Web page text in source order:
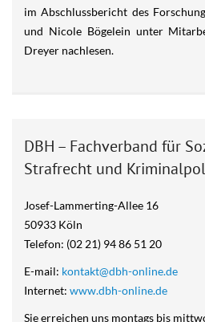
im Abschlussbericht des
und Nicole Bögelein unter
Dreyer nachlesen.
DBH – Fachverband für
Strafrecht und
Josef-Lammerting-Allee 16
50933 Köln
Telefon: (02 21) 94 86 51 20
E-mail: kontakt@dbh-online.de
Internet: www.dbh-online.de
Sie erreichen uns montags bis